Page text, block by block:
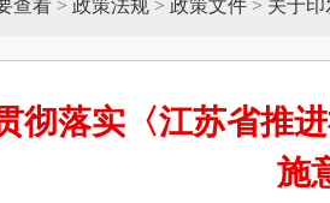
查看 > 政策法规 > 政策文件 > 关于
彻落实〈江苏省推
施